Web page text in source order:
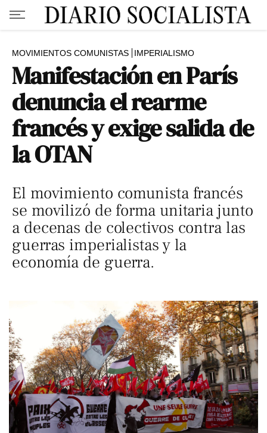
MOVIMIENTOS COMUNISTAS IMPERIALISMO
Manifestación en París
denuncia el rearme
francés y exige salida de
la OTAN
El movimiento comunista francés
se movilizó de forma unitaria junto
a decenas de colectivos contra las
guerras imperialistas y la
economía de guerra.